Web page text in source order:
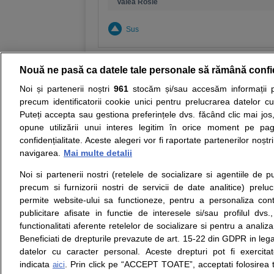
Valea Rosie
Sus
Resurse: Autoevaluare simptome
Opiniile avizate ale medicilor, sfaturile si orice
nici diagnosticul stabilit in urma investigatiilor si
ii punem la dispozitie pentru programare in
Despre noi
Despre noi
Contact
Intrebari frecvente
Consultanti
medicali
Legal
Termeni si conditii
Politica de
confidentialitate
Politica de cookie
Modifica Setarile Cookie
Nouă ne pasă ca datele tale personale să rămână
Noi și partenerii noștri 961stocăm și/sau accesăm informații
precum identificatorii cookie unici pentru prelucrarea datelor
Puteți accepta sau gestiona preferințele dvs. făcând clic mai
opune utilizării unui interes legitim în orice moment pe
confidențialitate. Aceste alegeri vor fi raportate partenerilor
navigarea.
Mai multe detalii
Noi si partenerii nostri (retelele de socializare si agentiile de
precum si furnizorii nostri de servicii de date analitice)
permite website-ului sa functioneze, pentru a personaliza
publicitare afisate in functie de interesele si/sau profilul
functionalitati aferente retelelor de socializare si pentru a
Beneficiati de drepturile prevazute de art. 15-22 din GDPR in
datelor cu caracter personal. Aceste drepturi pot fi
indicata aici. Prin click pe “ACCEPT TOATE”, acceptati folosirea